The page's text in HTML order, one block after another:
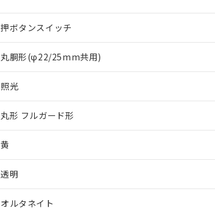
押ボタンスイッチ
丸胴形(φ22/25mm共用)
照光
丸形 フルガード形
黄
透明
オルタネイト